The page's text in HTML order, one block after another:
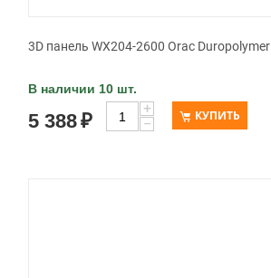
3D панель WX204-2600 Orac Duropolymer
В наличии 10 шт.
5 388₽
+
−
КУПИТЬ